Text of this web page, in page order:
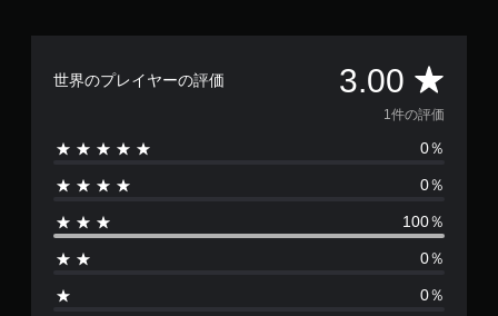
世界のプレイヤーの評価 3.00 評
価
数
は
1
、
1件の評価
0％
0％
100％
0％
0％